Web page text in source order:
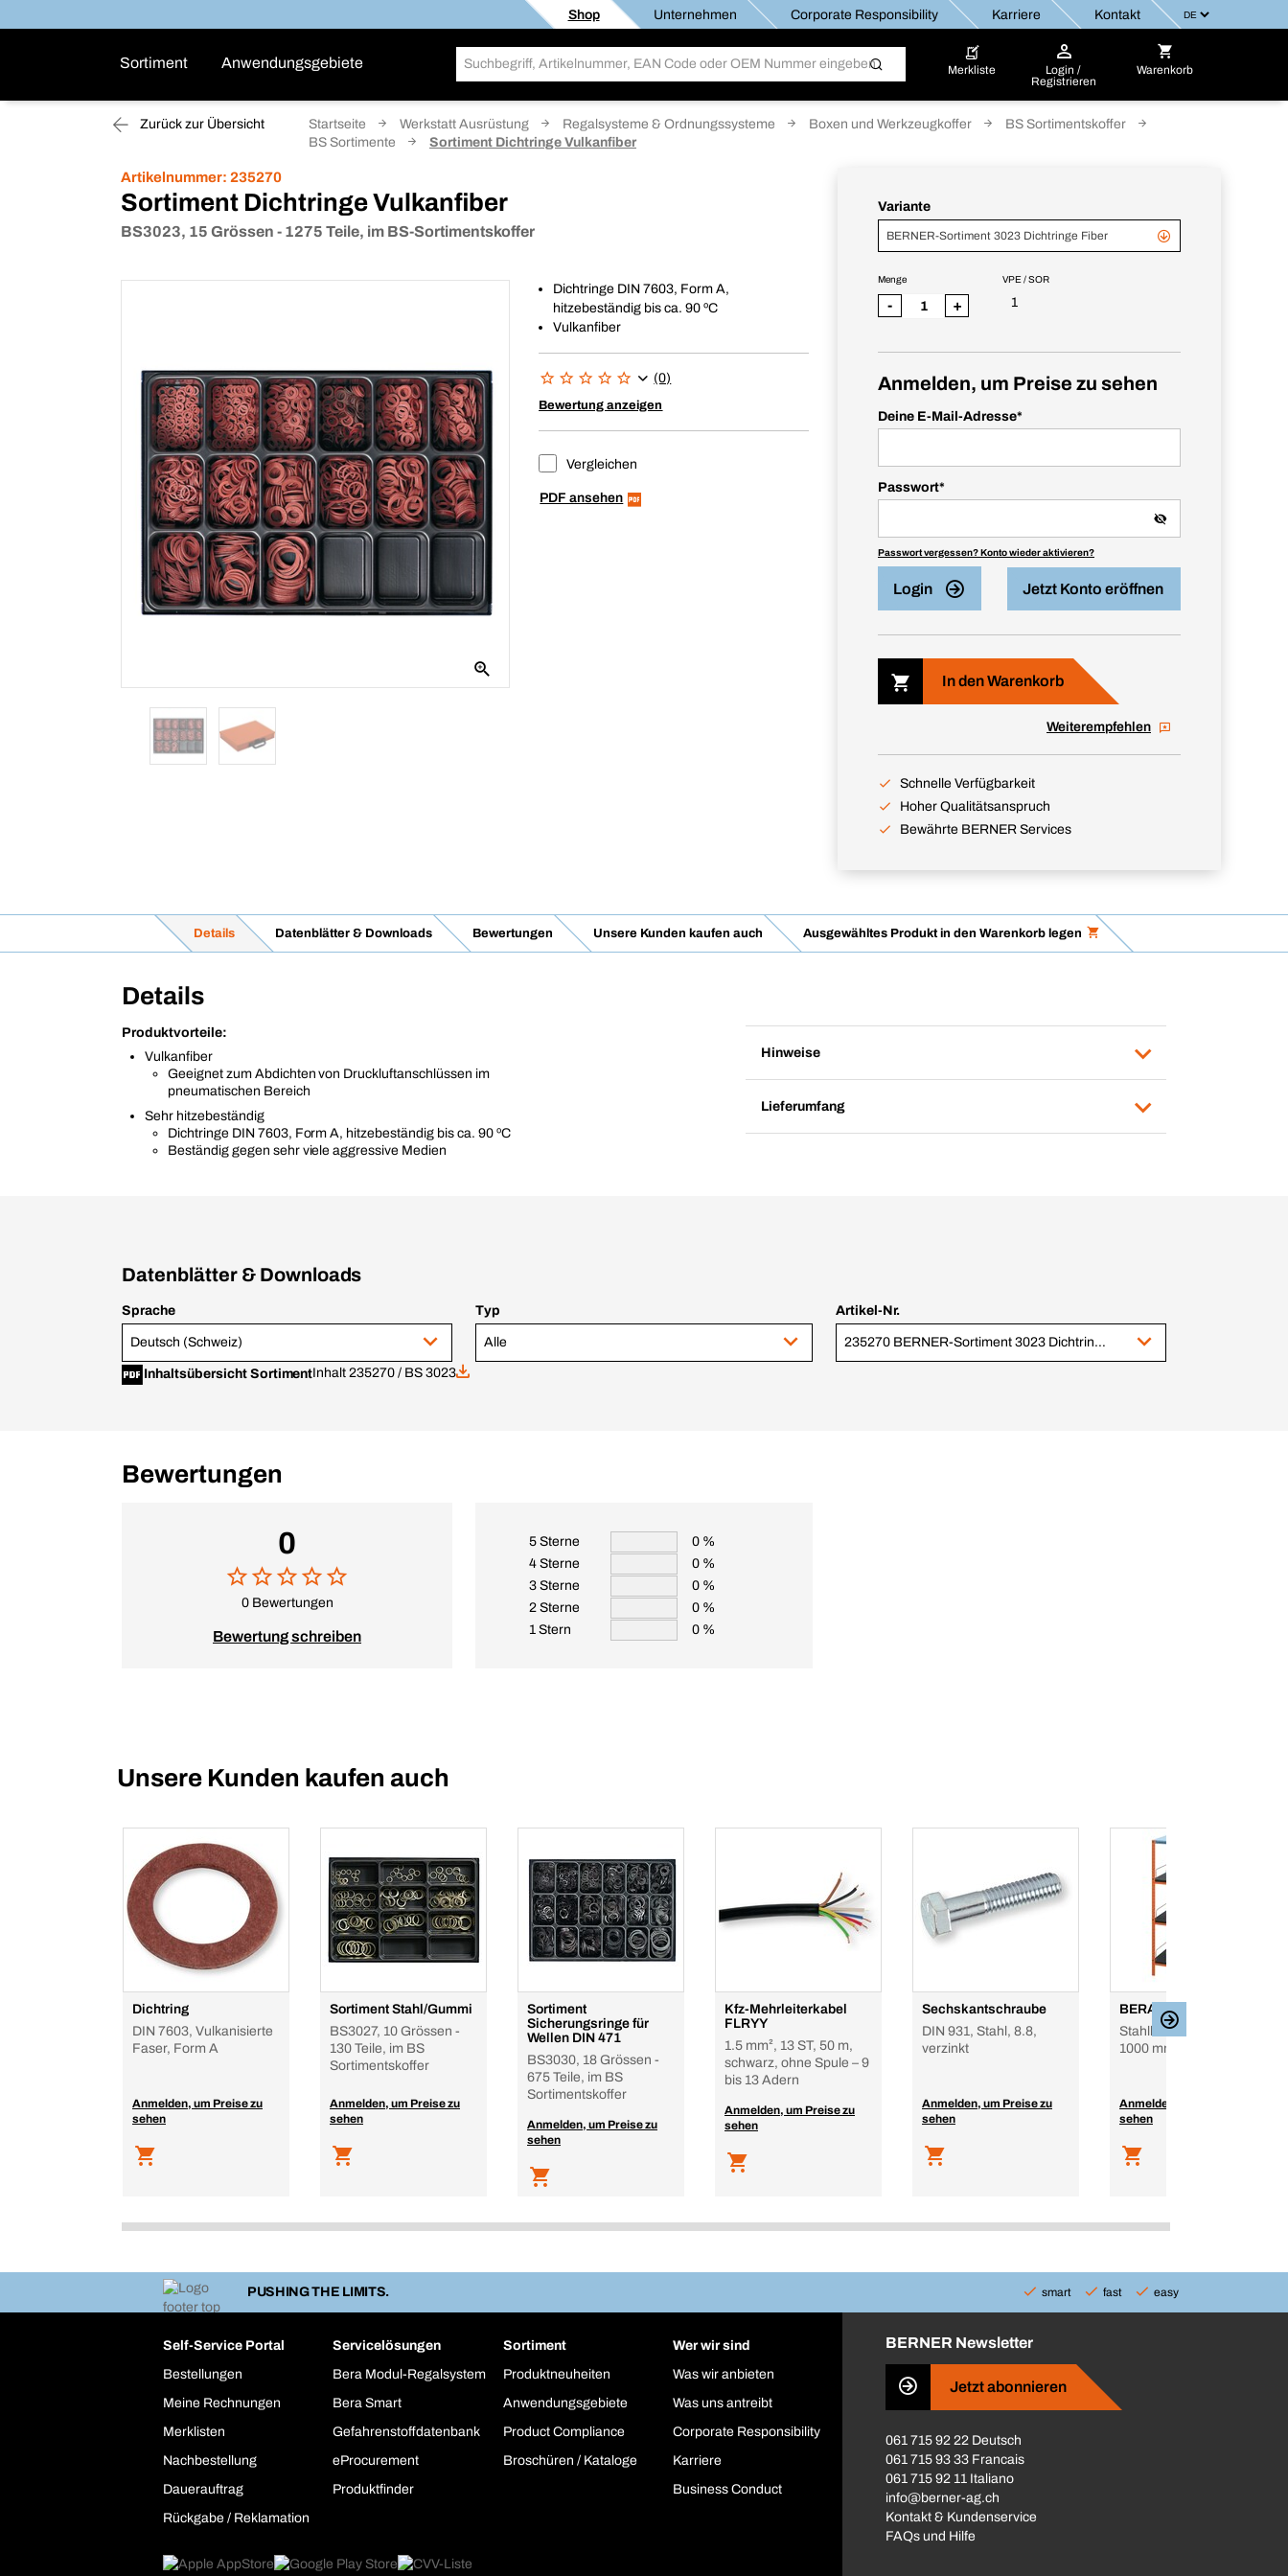
Shop Unternehmen Corporate Responsibility Karriere Kontakt
Sortiment Anwendungsgebiete Merkliste
Login /
Registrieren
Warenkorb
Zurück zur Übersicht Startseite Werkstatt Ausrüstung Regalsysteme & Ordnungssysteme Boxen und Werkzeugkoffer
BS Sortimentskoffer
BS Sortimente
Sortiment Dichtringe Vulkanfiber
Artikelnummer: 235270
Sortiment Dichtringe Vulkanfiber
BS3023, 15 Grössen - 1275 Teile, im BS-Sortimentskoffer
Dichtringe DIN 7603, Form A,
hitzebeständig bis ca. 90 ºC
Vulkanfiber
(0)
Bewertung anzeigen
Vergleichen
PDF ansehen
Variante
BERNER-Sortiment 3023 Dichtringe Fiber
VPE / SOR
1
Menge
- +
Anmelden, um Preise zu sehen
Deine E-Mail-Adresse*
Passwort*
Passwort vergessen? Konto wieder aktivieren?
Login Jetzt Konto eröffnen
In den Warenkorb
Weiterempfehlen
Schnelle Verfügbarkeit
Hoher Qualitätsanspruch
Bewährte BERNER Services
Details Datenblätter & Downloads Bewertungen Unsere Kunden kaufen auch Ausgewähltes Produkt in den Warenkorb legen
Details
Produktvorteile:
Vulkanfiber
Geeignet zum Abdichten von Druckluftanschlüssen im
pneumatischen Bereich
Sehr hitzebeständig
Dichtringe DIN 7603, Form A, hitzebeständig bis ca. 90 ºC
Beständig gegen sehr viele aggressive Medien
Hinweise
Lieferumfang
Datenblätter & Downloads
Sprache
Deutsch (Schweiz)
Typ
Alle
Artikel-Nr.
235270 BERNER-Sortiment 3023 Dichtringe Fiber
Inhaltsübersicht SortimentInhalt 235270 / BS 3023
Bewertungen
0
0 Bewertungen
Bewertung schreiben
5 Sterne
0 %
4 Sterne
0 %
3 Sterne
0 %
2 Sterne
0 %
1 Stern
0 %
Unsere Kunden kaufen auch
Dichtring
DIN 7603, Vulkanisierte
Faser, Form A
Anmelden, um Preise zu
sehen
Sortiment Stahl/Gummi
BS3027, 10 Grössen -
130 Teile, im BS
Sortimentskoffer
Anmelden, um Preise zu
sehen
Sortiment
Sicherungsringe für
Wellen DIN 471
BS3030, 18 Grössen -
675 Teile, im BS
Sortimentskoffer
Anmelden, um Preise zu
sehen
Kfz-Mehrleiterkabel
FLRYY
1.5 mm², 13 ST, 50 m,
schwarz, ohne Spule – 9
bis 13 Adern
Anmelden, um Preise zu
sehen
Sechskantschraube
DIN 931, Stahl, 8.8,
verzinkt
Anmelden, um Preise zu
sehen
BERA®-Modul Chemie
Stahlblech, 542,5x H
1000 mm – Oberteil
Anmelden, um Preise zu
sehen
PUSHING THE LIMITS. smart fast easy
Self-Service Portal
Bestellungen
Meine Rechnungen
Merklisten
Nachbestellung
Dauerauftrag
Rückgabe / Reklamation
Servicelösungen
Bera Modul-Regalsystem
Bera Smart
Gefahrenstoffdatenbank
eProcurement
Produktfinder
Sortiment
Produktneuheiten
Anwendungsgebiete
Product Compliance
Broschüren / Kataloge
Wer wir sind
Was wir anbieten
Was uns antreibt
Corporate Responsibility
Karriere
Business Conduct
BERNER Newsletter
Jetzt abonnieren
061 715 92 22 Deutsch
061 715 93 33 Francais
061 715 92 11 Italiano
info@berner-ag.ch
Kontakt & Kundenservice
FAQs und Hilfe